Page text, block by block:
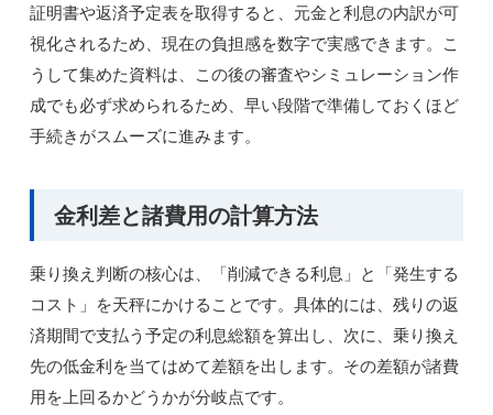
証明書や返済予定表を取得すると、元金と利息の内訳が可
視化されるため、現在の負担感を数字で実感できます。こ
うして集めた資料は、この後の審査やシミュレーション作
成でも必ず求められるため、早い段階で準備しておくほど
手続きがスムーズに進みます。
金利差と諸費用の計算方法
乗り換え判断の核心は、「削減できる利息」と「発生する
コスト」を天秤にかけることです。具体的には、残りの返
済期間で支払う予定の利息総額を算出し、次に、乗り換え
先の低金利を当てはめて差額を出します。その差額が諸費
用を上回るかどうかが分岐点です。